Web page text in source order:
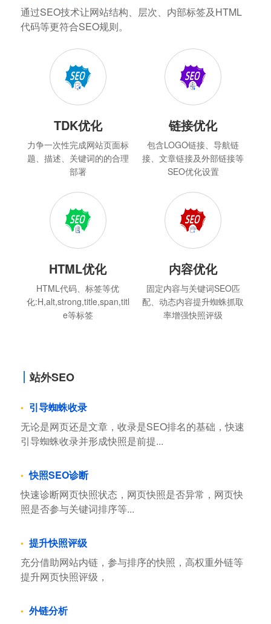
通过SEO技术让网站结构、层次、内部标签及HTML
代码等更符合SEO规则。
TDK优化
力争一次性完成网站页面标
题、描述、关键词的的合理
部署
链接优化
包含LOGO链接、导航链
接、文章链接及外部链接等
SEO优化设置
HTML优化
HTML代码、标签等优
化:H,alt,strong,title,span,titl
e等标签
内容优化
固定内容与关键词SEO匹
配、动态内容提升蜘蛛抓取
率增强快照评级
站外SEO
引导蜘蛛收录
无论是网页还是文章，收录是SEO排名的基础，快速
引导蜘蛛收录并形成快照是前提...
快照SEO诊断
快速诊断网页快照状态，网页快照是否异常，网页快
照是否参与关键词排序等...
提升快照评级
充分借助网站内链，参与排序的快照，高权重外链等
提升网页快照评级，
外链分析